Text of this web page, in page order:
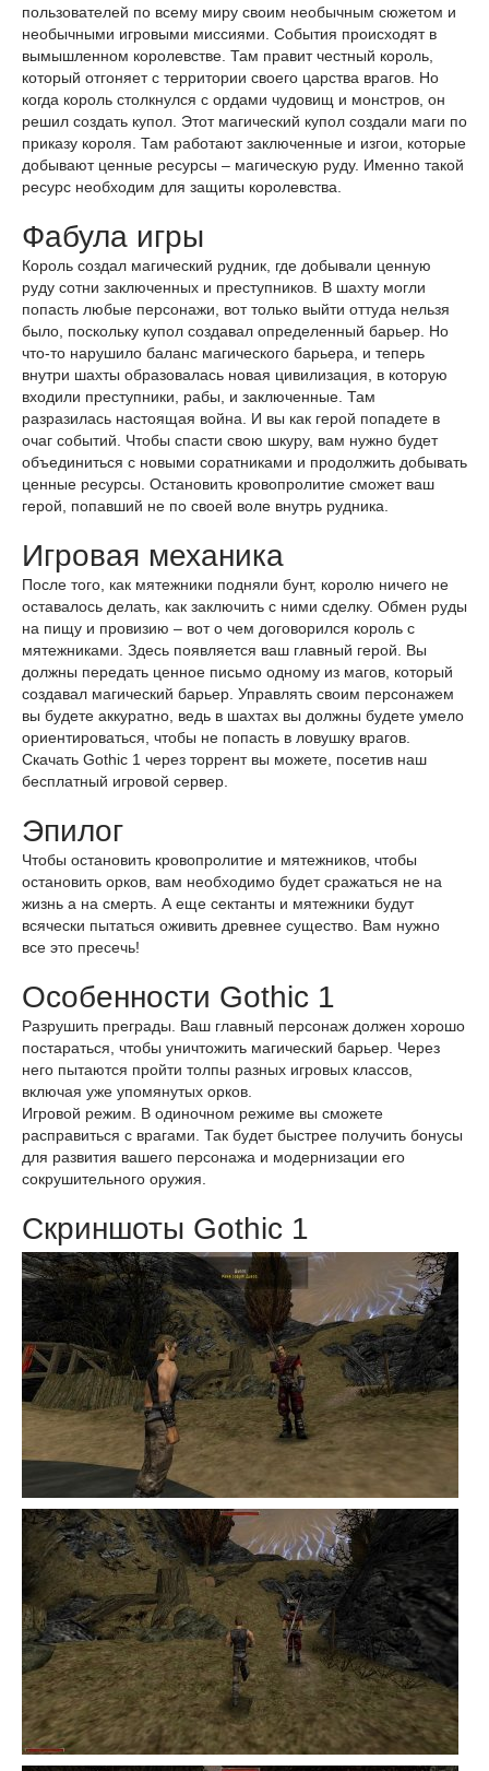
пользователей по всему миру своим необычным сюжетом и
необычными игровыми миссиями. События происходят в
вымышленном королевстве. Там правит честный король,
который отгоняет с территории своего царства врагов. Но
когда король столкнулся с ордами чудовищ и монстров, он
решил создать купол. Этот магический купол создали маги по
приказу короля. Там работают заключенные и изгои, которые
добывают ценные ресурсы – магическую руду. Именно такой
ресурс необходим для защиты королевства.
Фабула игры
Король создал магический рудник, где добывали ценную
руду сотни заключенных и преступников. В шахту могли
попасть любые персонажи, вот только выйти оттуда нельзя
было, поскольку купол создавал определенный барьер. Но
что-то нарушило баланс магического барьера, и теперь
внутри шахты образовалась новая цивилизация, в которую
входили преступники, рабы, и заключенные. Там
разразилась настоящая война. И вы как герой попадете в
очаг событий. Чтобы спасти свою шкуру, вам нужно будет
объединиться с новыми соратниками и продолжить добывать
ценные ресурсы. Остановить кровопролитие сможет ваш
герой, попавший не по своей воле внутрь рудника.
Игровая механика
После того, как мятежники подняли бунт, королю ничего не
оставалось делать, как заключить с ними сделку. Обмен руды
на пищу и провизию – вот о чем договорился король с
мятежниками. Здесь появляется ваш главный герой. Вы
должны передать ценное письмо одному из магов, который
создавал магический барьер. Управлять своим персонажем
вы будете аккуратно, ведь в шахтах вы должны будете умело
ориентироваться, чтобы не попасть в ловушку врагов.
Скачать Gothic 1 через торрент вы можете, посетив наш
бесплатный игровой сервер.
Эпилог
Чтобы остановить кровопролитие и мятежников, чтобы
остановить орков, вам необходимо будет сражаться не на
жизнь а на смерть. А еще сектанты и мятежники будут
всячески пытаться оживить древнее существо. Вам нужно
все это пресечь!
Особенности Gothic 1
Разрушить преграды. Ваш главный персонаж должен хорошо
постараться, чтобы уничтожить магический барьер. Через
него пытаются пройти толпы разных игровых классов,
включая уже упомянутых орков.
Игровой режим. В одиночном режиме вы сможете
расправиться с врагами. Так будет быстрее получить бонусы
для развития вашего персонажа и модернизации его
сокрушительного оружия.
Скриншоты Gothic 1